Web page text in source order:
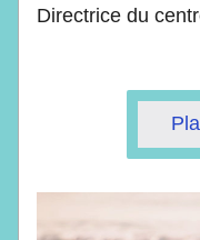
Directrice du